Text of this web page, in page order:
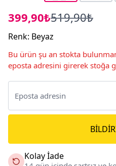
399,90₺519,90₺
Renk: Beyaz
Bu ürün şu an stokta
eposta adresini girerek stoğa
Kolay İade